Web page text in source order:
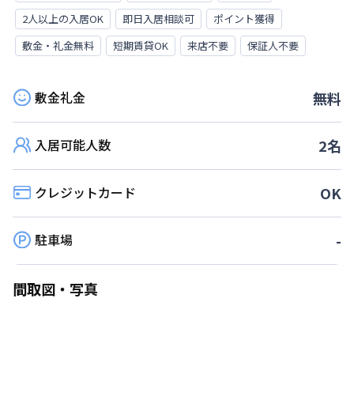
2人以上の入居OK
即日入居相談可
ポイント獲得
敷金・礼金無料
短期賃貸OK 来店不要 保証人不要
敷金礼金 無料
入居可能人数 2名
クレジットカード OK
駐車場 -
間取図・写真